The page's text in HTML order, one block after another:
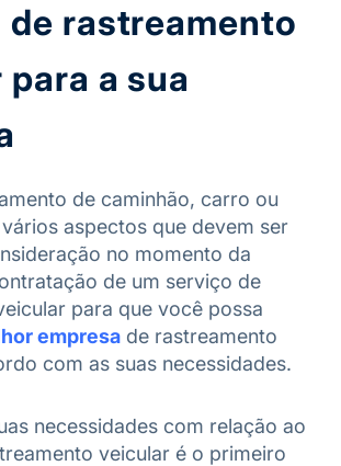
de rastreamento
a sua
de caminhão, carro ou
aspectos que devem ser
no momento da
de um serviço de
para que você possa
empresa de rastreamento
com as suas necessidades.
necessidades com relação ao
veicular é o primeiro